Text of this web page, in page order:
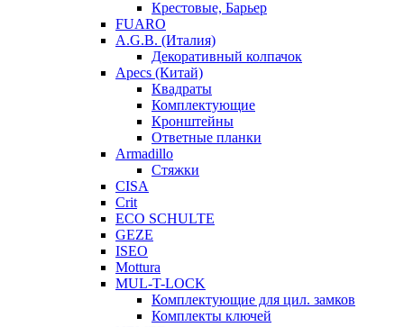
Крестовые, Барьер
FUARO
A.G.B. (Италия)
Декоративный колпачок
Apecs (Китай)
Квадраты
Комплектующие
Кронштейны
Ответные планки
Armadillo
Стяжки
CISA
Crit
ECO SCHULTE
GEZE
ISEO
Mottura
MUL-T-LOCK
Комплектующие для цил. замков
Комплекты ключей